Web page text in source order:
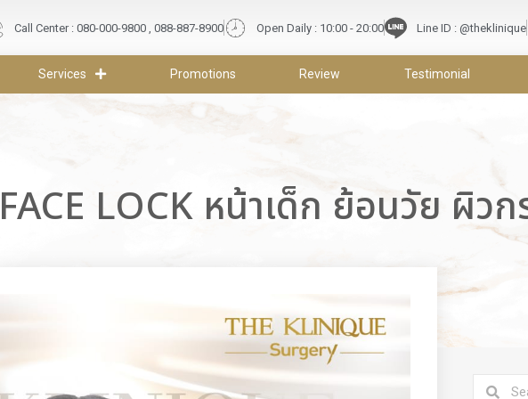
Call Center : 080-000-9800 , 088-887-8900 Open Daily : 10:00 - 20:00 Line ID : @theklinique
Services Promotions Review Testimonial
LOCK หน้าเด็ก ย้อนวัย ผิวก